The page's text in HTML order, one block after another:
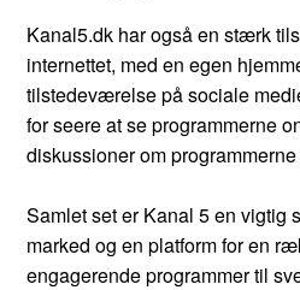
Kanal5.dk har også en stærk
internettet, med en egen
tilstedeværelse på sociale
for seere at se programmerne
diskussioner om
Samlet set er Kanal 5 en vigtig
marked og en platform for en
engagerende programmer til